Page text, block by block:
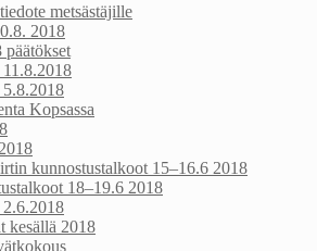
metsästäjille
2018
päätökset
5.8.2018
Kopsassa
kunnostustalkoot 15–16.6 2018
18–19.6 2018
2.6.2018
kesällä 2018